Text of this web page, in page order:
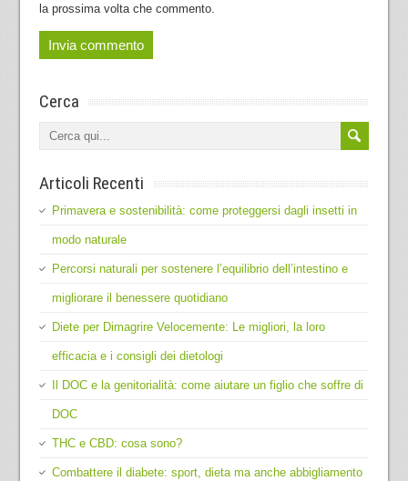
la prossima volta che commento.
Cerca
Articoli Recenti
Primavera e sostenibilità: come proteggersi dagli insetti in
modo naturale
Percorsi naturali per sostenere l’equilibrio dell’intestino e
migliorare il benessere quotidiano
Diete per Dimagrire Velocemente: Le migliori, la loro
efficacia e i consigli dei dietologi
Il DOC e la genitorialità: come aiutare un figlio che soffre di
DOC
THC e CBD: cosa sono?
Combattere il diabete: sport, dieta ma anche abbigliamento